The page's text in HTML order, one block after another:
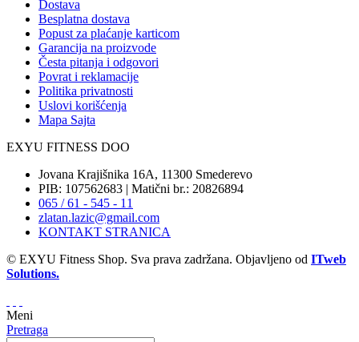
Dostava
Besplatna dostava
Popust za plaćanje karticom
Garancija na proizvode
Česta pitanja i odgovori
Povrat i reklamacije
Politika privatnosti
Uslovi korišćenja
Mapa Sajta
EXYU FITNESS DOO
Jovana Krajišnika 16A, 11300 Smederevo
PIB: 107562683 | Matični br.: 20826894
065 / 61 - 545 - 11
zlatan.lazic@gmail.com
KONTAKT STRANICA
© EXYU Fitness Shop. Sva prava zadržana. Objavljeno od ITweb
Solutions.
Meni
Pretraga